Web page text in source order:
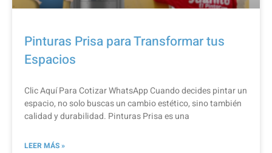
Pinturas Prisa para Transformar tus
Espacios
Clic Aquí Para Cotizar​ WhatsApp Cuando decides pintar un
espacio, no solo buscas un cambio estético, sino también
calidad y durabilidad. Pinturas Prisa es una
LEER MÁS »